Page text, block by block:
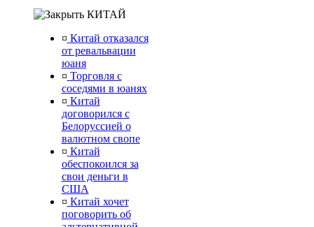
КИТАЙ
¤ Китай отказался
от ревальвации
юаня
¤ Торговля с
соседями в юанях
¤ Китай
договорился с
Белоруссией о
валютном свопе
¤ Китай
обеспокоился за
свои деньги в
США
¤ Китай хочет
поговорить об